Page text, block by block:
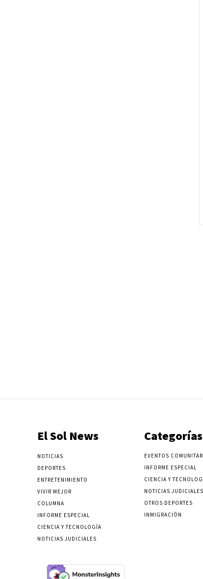
El Sol News
NOTICIAS
DEPORTES
ENTRETENIMIENTO
VIVIR MEJOR
COLUMNA
INFORME ESPECIAL
CIENCIA Y TECNOLOGÍA
NOTICIAS JUDICIALES
Categorías
EVENTOS
INFORME ESPECIAL
CIENCIA Y
NOTICIAS JUDICIALES
OTROS DEPORTES
INMIGRACIÓN